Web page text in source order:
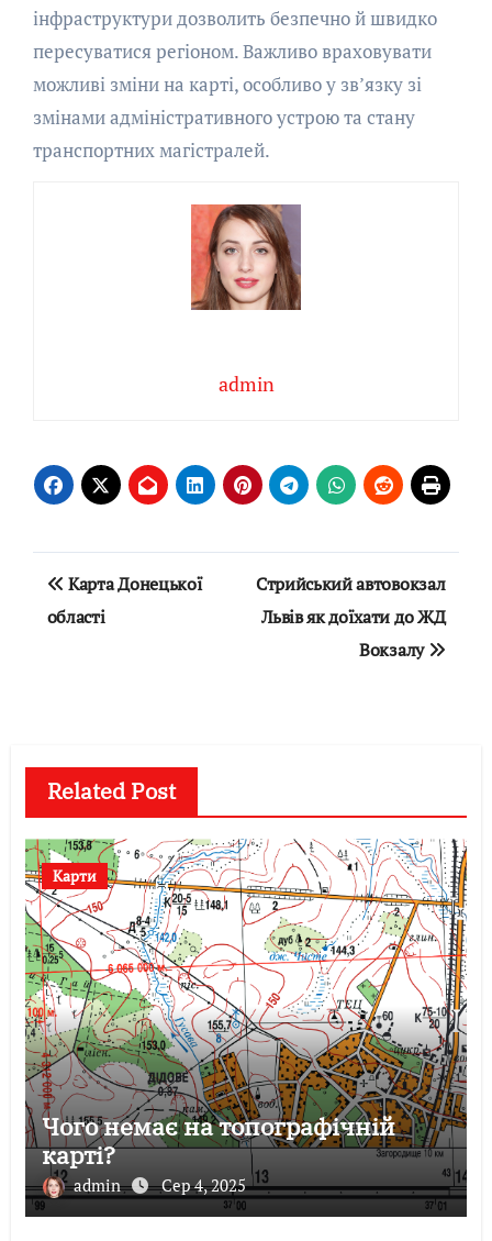
інфраструктури дозволить безпечно й швидко
пересуватися регіоном. Важливо враховувати
можливі зміни на карті, особливо у зв’язку зі
змінами адміністративного устрою та стану
транспортних магістралей.
admin
Навігація
записів
Карта Донецької
області
Стрийський автовокзал
Львів як доїхати до ЖД
Вокзалу
Related Post
Карти
Чого немає на топографічній
карті?
admin Сер 4, 2025